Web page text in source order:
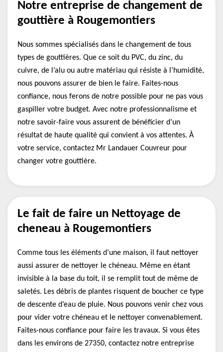
Notre entreprise de changement de
gouttière à Rougemontiers
Nous sommes spécialisés dans le changement de tous
types de gouttières. Que ce soit du PVC, du zinc, du
cuivre, de l’alu ou autre matériau qui résiste à l’humidité,
nous pouvons assurer de bien le faire. Faites-nous
confiance, nous ferons de notre possible pour ne pas vous
gaspiller votre budget. Avec notre professionnalisme et
notre savoir-faire vous assurent de bénéficier d’un
résultat de haute qualité qui convient à vos attentes. À
votre service, contactez Mr Landauer Couvreur pour
changer votre gouttière.
Le fait de faire un Nettoyage de
cheneau à Rougemontiers
Comme tous les éléments d’une maison, il faut nettoyer
aussi assurer de nettoyer le chéneau. Même en étant
invisible à la base du toit, il se remplit tout de même de
saletés. Les débris de plantes risquent de boucher ce type
de descente d’eau de pluie. Nous pouvons venir chez vous
pour vider votre chéneau et le nettoyer convenablement.
Faites-nous confiance pour faire les travaux. Si vous êtes
dans les environs de 27350, contactez notre entreprise